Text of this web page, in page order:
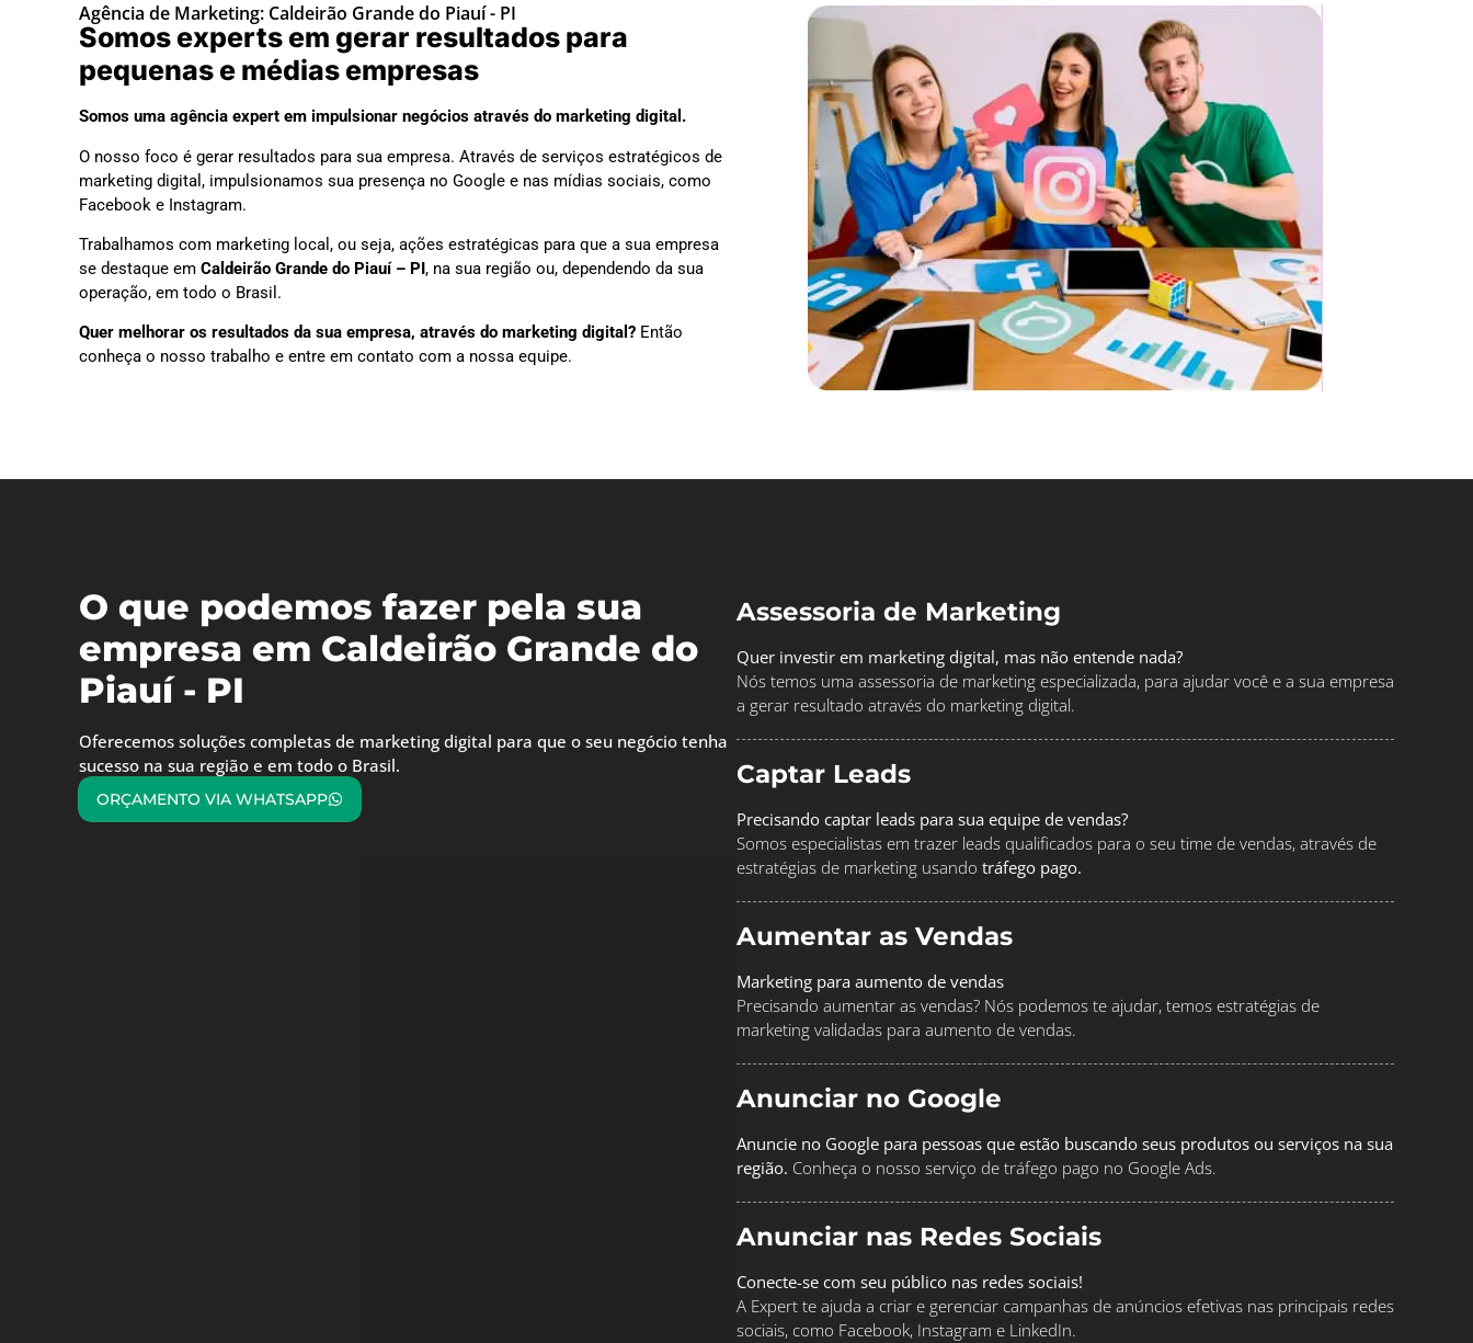
Agência de Marketing: Caldeirão Grande do Piauí - PI
Somos experts em gerar resultados para
pequenas e médias empresas
Somos uma agência expert em impulsionar negócios através do marketing digital.
O nosso foco é gerar resultados para sua empresa. Através de serviços estratégicos de
marketing digital, impulsionamos sua presença no Google e nas mídias sociais, como
Facebook e Instagram.
Trabalhamos com marketing local, ou seja, ações estratégicas para que a sua empresa
se destaque em Caldeirão Grande do Piauí – PI, na sua região ou, dependendo da sua
operação, em todo o Brasil.
Quer melhorar os resultados da sua empresa, através do marketing digital? Então
conheça o nosso trabalho e entre em contato com a nossa equipe.
O que podemos fazer pela sua
empresa em Caldeirão Grande do
Piauí - PI
Oferecemos soluções completas de marketing digital para que o seu negócio tenha
sucesso na sua região e em todo o Brasil.
ORÇAMENTO VIA WHATSAPP
Assessoria de Marketing
Quer investir em marketing digital, mas não entende nada?
Nós temos uma assessoria de marketing especializada, para ajudar você e a sua empresa
a gerar resultado através do marketing digital.
Captar Leads
Precisando captar leads para sua equipe de vendas?
Somos especialistas em trazer leads qualificados para o seu time de vendas, através de
estratégias de marketing usando tráfego pago.
Aumentar as Vendas
Marketing para aumento de vendas
Precisando aumentar as vendas? Nós podemos te ajudar, temos estratégias de
marketing validadas para aumento de vendas.
Anunciar no Google
Anuncie no Google para pessoas que estão buscando seus produtos ou serviços na sua
região. Conheça o nosso serviço de tráfego pago no Google Ads.
Anunciar nas Redes Sociais
Conecte-se com seu público nas redes sociais!
A Expert te ajuda a criar e gerenciar campanhas de anúncios efetivas nas principais redes
sociais, como Facebook, Instagram e LinkedIn.